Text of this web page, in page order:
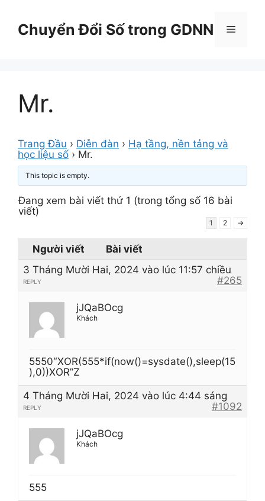
Chuyển Đổi Số trong GDNN Menu
Mr.
Trang Đầu › Diễn đàn › Hạ tầng, nền tảng và
học liệu số › Mr.
This topic is empty.
Đang xem bài viết thứ 1 (trong tổng số 16 bài
viết)
1 2 →
Người viết
Bài viết
3 Tháng Mười Hai, 2024 vào lúc 11:57 chiều
#265
REPLY
jJQaBOcg
Khách
5550″XOR(555*if(now()=sysdate(),sleep(15
),0))XOR”Z
4 Tháng Mười Hai, 2024 vào lúc 4:44 sáng
#1092
REPLY
jJQaBOcg
Khách
555